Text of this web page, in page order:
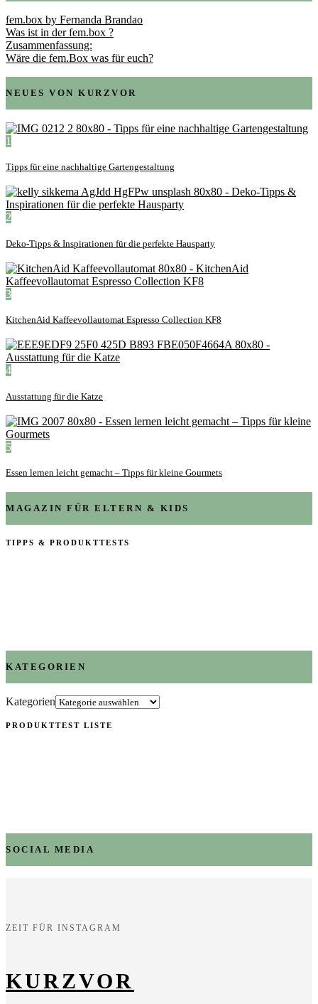
fem.box by Fernanda Brandao
Was ist in der fem.box ?
Zusammenfassung:
Wäre die fem.Box was für euch?
NEUES VON KURZVOR
1
Tipps für eine nachhaltige Gartengestaltung
2
Deko-Tipps & Inspirationen für die perfekte Hausparty
3
KitchenAid Kaffeevollautomat Espresso Collection KF8
4
Ausstattung für die Katze
5
Essen lernen leicht gemacht – Tipps für kleine Gourmets
MAGAZIN FÜR ELTERN & KIDS
TIPPS & PRODUKTTESTS
KATEGORIEN
Kategorien
PRODUKTTEST LISTE
SOCIAL MEDIA
ZEIT FÜR INSTAGRAM
KURZVOR